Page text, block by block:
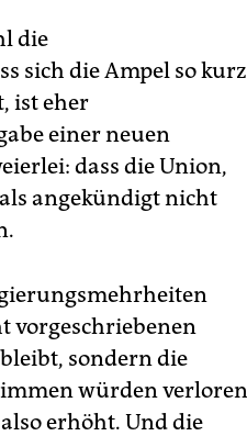
die
sich die Ampel so kurz
ist eher
einer neuen
dass die Union,
angekündigt nicht
vorgeschriebenen
sondern die
würden verloren
erhöht. Und die